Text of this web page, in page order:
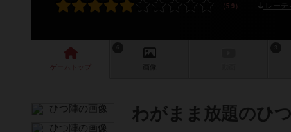
レーテ
ゲーム 画像
わがまま放題のひ